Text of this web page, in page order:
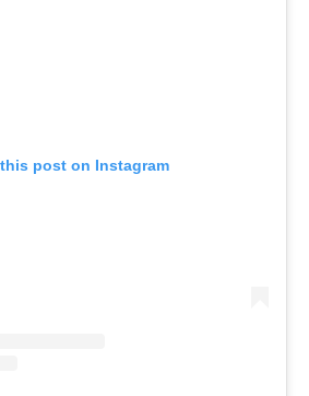
post on Instagram